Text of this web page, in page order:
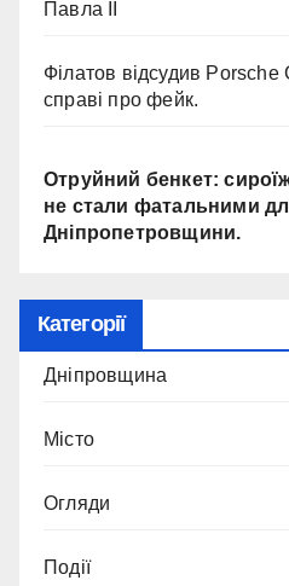
Павла II
Філатов відсудив
справі про фейк.
Отруйний бенкет:
не стали фатальними
Дніпропетровщини.
Категорії
Дніпровщина
Місто
Огляди
Події